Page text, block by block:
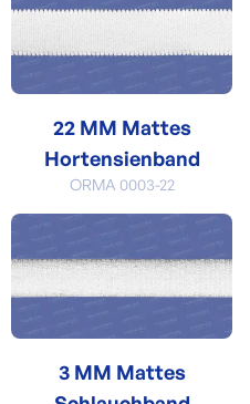
22 MM Mattes
Hortensienband
ORMA 0003-22
3 MM Mattes